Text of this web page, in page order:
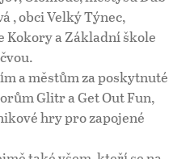
, obci Velký Týnec,
Kokory a Základní škole
a městům za poskytnuté
Glitr a Get Out Fun,
hry pro zapojené